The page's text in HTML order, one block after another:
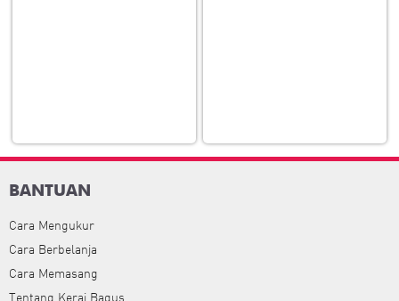
BANTUAN
Cara Mengukur
Cara Berbelanja
Cara Memasang
Tentang Kerai Bagus